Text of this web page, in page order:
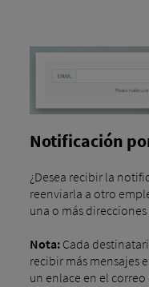
Notificación
¿Desea recibir la
reenviarla a otro
una o más
Nota:Cada
recibir más mensajes
un enlace en el